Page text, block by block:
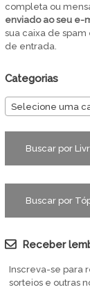
completa ou
enviado ao seu e-
sua caixa de spam
de entrada.
Categorias
Selecione uma
Buscar por
Buscar por
Receber
Inscreva-se para
sorteios e outras